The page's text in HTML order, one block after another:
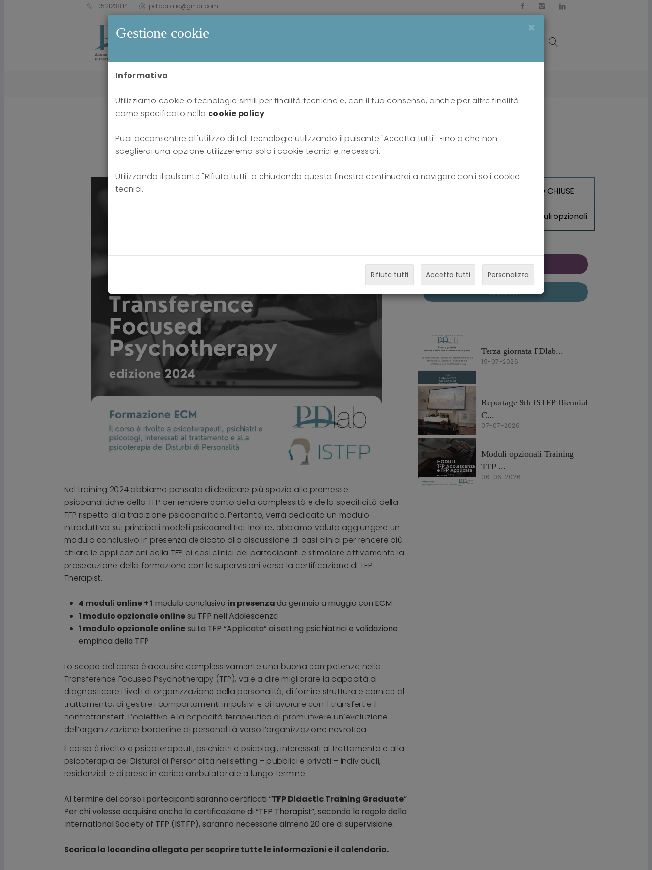
0521238114 pdlabitalia@gmail.com
Training TFP 2024
13-11-2023
Nel training 2024 abbiamo pensato di dedicare più spazio alle premesse
psicoanalitiche della TFP per rendere conto della complessità e della specificità della
TFP rispetto alla tradizione psicoanalitica. Pertanto, verrà dedicato un modulo
introduttivo sui principali modelli psicoanalitici. Inoltre, abbiamo voluto aggiungere un
modulo conclusivo in presenza dedicato alla discussione di casi clinici per rendere più
chiare le applicazioni della TFP ai casi clinici dei partecipanti e stimolare attivamente la
prosecuzione della formazione con le supervisioni verso la certificazione di TFP
Therapist.
4 moduli online + 1 modulo conclusivo in presenza da gennaio a maggio con ECM
1 modulo opzionale onlinesu TFP nell’Adolescenza
1 modulo opzionale onlinesu La TFP “Applicata” ai setting psichiatrici e validazione
empirica della TFP
Lo scopo del corso è acquisire complessivamente una buona competenza nella
Transference Focused Psychotherapy (TFP), vale a dire migliorare la capacità di
diagnosticare i livelli di organizzazione della personalità, di fornire struttura e cornice al
trattamento, di gestire i comportamenti impulsivi e di lavorare con il transfert e il
controtransfert. L’obiettivo è la capacità terapeutica di promuovere un’evoluzione
dell’organizzazione borderline di personalità verso l’organizzazione nevrotica.
Il corso è rivolto a psicoterapeuti, psichiatri e psicologi, interessati al trattamento e alla
psicoterapia dei Disturbi di Personalità nei setting – pubblici e privati – individuali,
residenziali e di presa in carico ambulatoriale a lungo termine.
Al termine del corso i partecipanti saranno certificati “TFP Didactic Training Graduate”.
Per chi volesse acquisire anche la certificazione di “TFP Therapist”, secondo le regole della
International Society of TFP (ISTFP), saranno necessarie almeno 20 ore di supervisione.
Scarica la locandina allegata per scoprire tutte le informazioni e il calendario.
LE ISCRIZIONI AL TRAINING SONO CHIUSE
è possibile iscriversi solo ai moduli opzionali
LOCANDINA
ISCRIVITI
Terza giornata PDlab...
19-07-2026
Reportage 9th ISTFP Biennial
C...
07-07-2026
Moduli opzionali Training
TFP ...
06-06-2026
Gestione cookie ×
Informativa
Utilizziamo cookie o tecnologie simili per finalità tecniche e, con il tuo consenso, anche per altre finalità
come specificato nella cookie policy.
Puoi acconsentire all'utilizzo di tali tecnologie utilizzando il pulsante "Accetta tutti". Fino a che non
sceglierai una opzione utilizzeremo solo i cookie tecnici e necessari.
Utilizzando il pulsante "Rifiuta tutti" o chiudendo questa finestra continuerai a navigare con i soli cookie
tecnici.
Rifiuta tutti Accetta tutti Personalizza